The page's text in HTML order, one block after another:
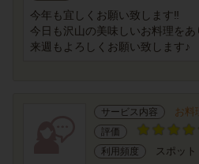
今年も宜しくお願い致します‼️
今日も沢山の美味しいお料理を
来週もよろしくお願い致します♪
サービス内容 お料
評価
利用頻度
スポット